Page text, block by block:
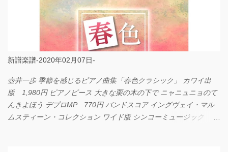
新譜楽譜-2020年02月07日-
壺井一歩 季節を感じるピアノ曲集「春色クラシック」 カワイ出
版 1,980円 ピアノピース 大きな栗の木の下で ニャニュニョのて
んきよほう デプロMP 770円 バンドスコア イングヴェイ・マル
ムスティーン・コレクション ワイド版 シンコーミュージック